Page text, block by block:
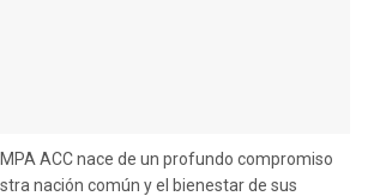
ACC nace de un profundo compromiso
nación común y el bienestar de sus